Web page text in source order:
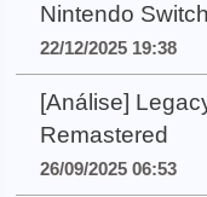
Nintendo
22/12/2025 19:38
[Análise]
Remastered
26/09/2025 06:53